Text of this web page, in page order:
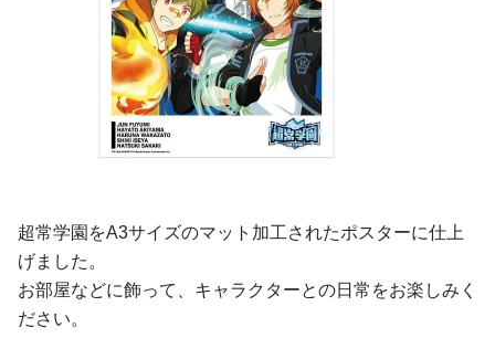
超常学園をA3サイズのマット加工されたポスターに仕上
げました。
お部屋などに飾って、キャラクターとの日常をお楽しみく
ださい。